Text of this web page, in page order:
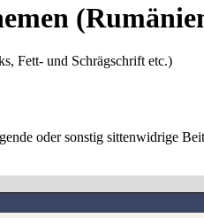
Fett- und Schrägschrift etc.)
oder sonstig sittenwidrige